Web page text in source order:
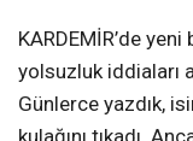
KARDEMİR’de
yolsuzluk iddiaları
Günlerce yazdık,